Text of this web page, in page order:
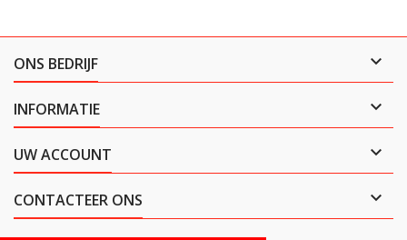
ONS BEDRIJF 
INFORMATIE 
UW ACCOUNT 
CONTACTEER ONS 